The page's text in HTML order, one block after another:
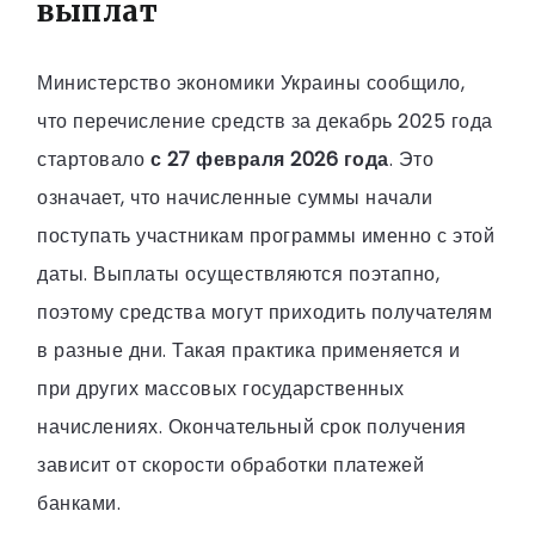
выплат
Министерство экономики Украины сообщило,
что перечисление средств за декабрь 2025 года
стартовало с 27 февраля 2026 года. Это
означает, что начисленные суммы начали
поступать участникам программы именно с этой
даты. Выплаты осуществляются поэтапно,
поэтому средства могут приходить получателям
в разные дни. Такая практика применяется и
при других массовых государственных
начислениях. Окончательный срок получения
зависит от скорости обработки платежей
банками.